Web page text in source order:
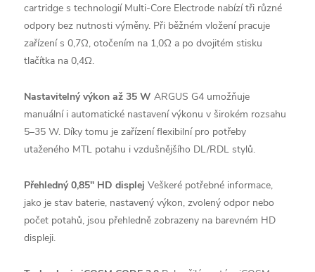
cartridge s technologií Multi-Core Electrode nabízí tři různé
odpory bez nutnosti výměny. Při běžném vložení pracuje
zařízení s 0,7Ω, otočením na 1,0Ω a po dvojitém stisku
tlačítka na 0,4Ω.
Nastavitelný výkon až 35 W ARGUS G4 umožňuje
manuální i automatické nastavení výkonu v širokém rozsahu
5–35 W. Díky tomu je zařízení flexibilní pro potřeby
utaženého MTL potahu i vzdušnějšího DL/RDL stylů.
Přehledný 0,85" HD displej Veškeré potřebné informace,
jako je stav baterie, nastavený výkon, zvolený odpor nebo
počet potahů, jsou přehledně zobrazeny na barevném HD
displeji.